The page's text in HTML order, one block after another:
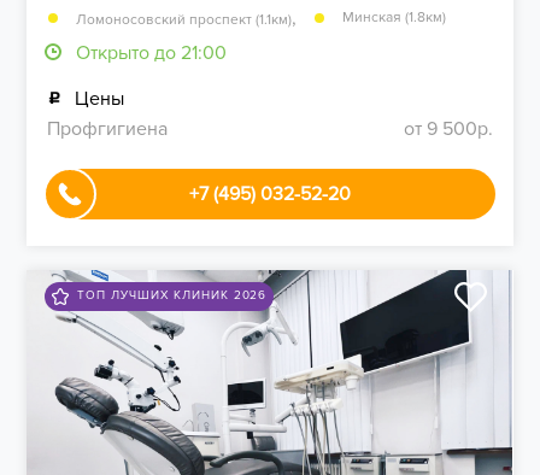
Ломоносовский проспект (1.1км), Минская (1.8км)
Открыто до 21:00
Цены
Профгигиена
от 9 500р.
+7 (495) 032-52-20
ТОП ЛУЧШИХ КЛИНИК 2026